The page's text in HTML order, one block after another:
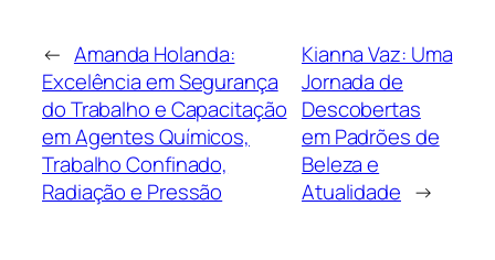
← Amanda Holanda:
Excelência em Segurança
do Trabalho e Capacitação
em Agentes Químicos,
Trabalho Confinado,
Radiação e Pressão
Kianna Vaz: Uma
Jornada de
Descobertas
em Padrões de
Beleza e
Atualidade →